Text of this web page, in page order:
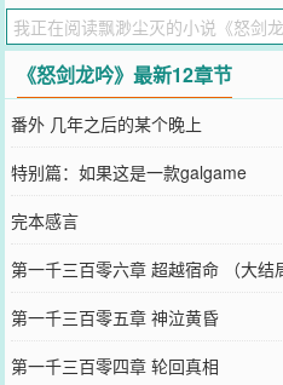
时，四方震怒，苍穹失色。霜锋出
光幻梦，兄弟并肩，只手补天寻剑
英煮酒笑红尘。……剑者,以心为刃
憾，只望此生无悔，眷恋的一切皆
您要是觉得《怒剑龙吟 》还不错的
里的朋友推荐哦！
《怒剑龙吟》最新12章节
番外 几年之后的某个晚上
特别篇：如果这是一款galgame
完本感言
第一千三百零六章 超越宿命 （大结
第一千三百零五章 神泣黄昏
第一千三百零四章 轮回真相